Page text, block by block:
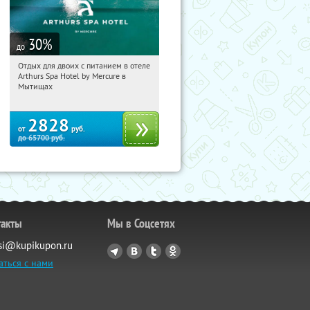
до 30%
11:16:52
Купи первым!
Московская обл., г. Мытищи, д.
Отдых для двоих с питанием в отеле
Arthurs Spa Hotel by Mercure в
Мытищах
от 2828 руб.
до65700руб.
с нами
Мы в Соцсетях